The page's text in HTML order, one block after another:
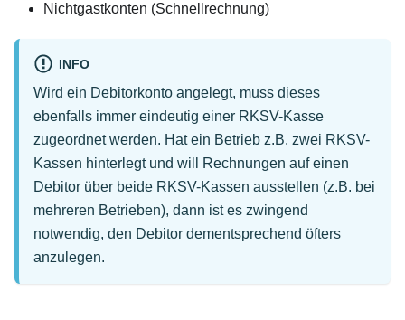
Nichtgastkonten (Schnellrechnung)
INFO
Wird ein Debitorkonto angelegt, muss dieses
ebenfalls immer eindeutig einer RKSV-Kasse
zugeordnet werden. Hat ein Betrieb z.B. zwei RKSV-
Kassen hinterlegt und will Rechnungen auf einen
Debitor über beide RKSV-Kassen ausstellen (z.B. bei
mehreren Betrieben), dann ist es zwingend
notwendig, den Debitor dementsprechend öfters
anzulegen.